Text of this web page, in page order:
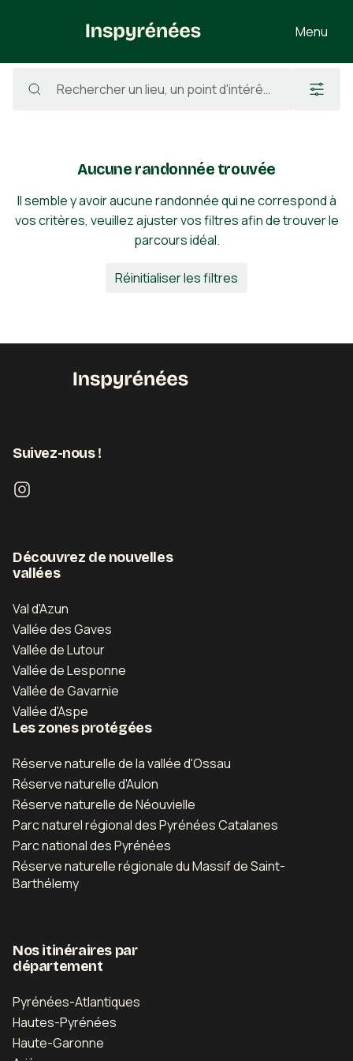
Menu
/ France / Haute-Garonne
Aucune randonnée trouvée
Il semble y avoir aucune randonnée qui ne correspond à
vos critères, veuillez ajuster vos filtres afin de trouver le
parcours idéal.
Réinitialiser les filtres
Suivez-nous !
Découvrez de nouvelles
vallées
Val d'Azun
Vallée des Gaves
Vallée de Lutour
Vallée de Lesponne
Vallée de Gavarnie
Vallée d'Aspe
Les zones protégées
Réserve naturelle de la vallée d'Ossau
Réserve naturelle d'Aulon
Réserve naturelle de Néouvielle
Parc naturel régional des Pyrénées Catalanes
Parc national des Pyrénées
Réserve naturelle régionale du Massif de Saint-
Barthélemy
Nos itinéraires par
département
Pyrénées-Atlantiques
Hautes-Pyrénées
Haute-Garonne